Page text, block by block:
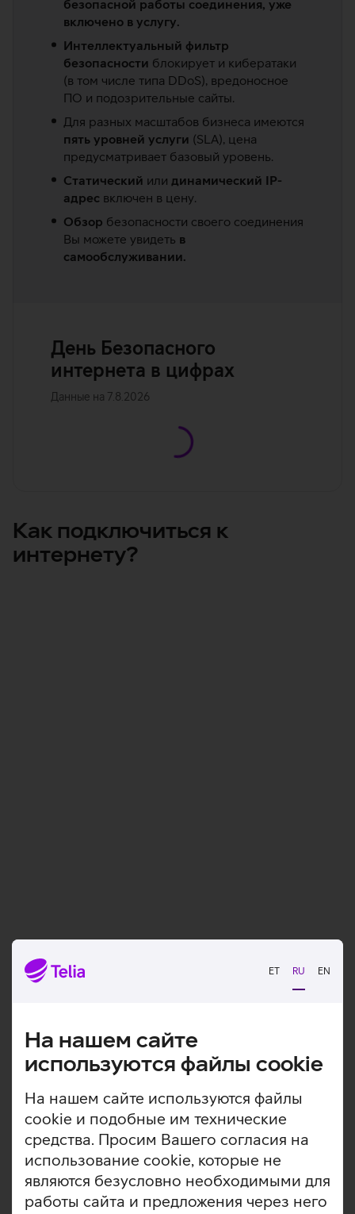
ET RU EN
На нашем сайте
используются файлы cookie
На нашем сайте используются файлы
cookie и подобные им технические
средства. Просим Вашего согласия на
использование cookie, которые не
являются безусловно необходимыми для
работы сайта и предложения через него
безопасной работы соединения, уже
включено в услугу.
Интеллектуальный фильтр
безопасности блокирует и кибератаки
(в том числе типа DDoS), вредоносное
ПО и подозрительные сайты.
Для разных масштабов бизнеса имеются
пять уровней услуги (SLA), цена
предусматривает базовый уровень.
Статический или динамический IP-
адрес включен в цену.
Обзор безопасности своего соединения
Вы можете увидеть в
самообслуживании.
День Безопасного
интернета в цифрах
Данные на 7.8.2026
Как подключиться к
интернету?
Решите, нужна ли Вам аренда роутера